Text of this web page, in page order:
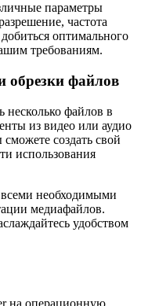
параметры
частота
оптимального
требованиям.
обрезки файлов
несколько файлов в
из видео или аудио
создать свой
использования
необходимыми
медиафайлов.
удобством